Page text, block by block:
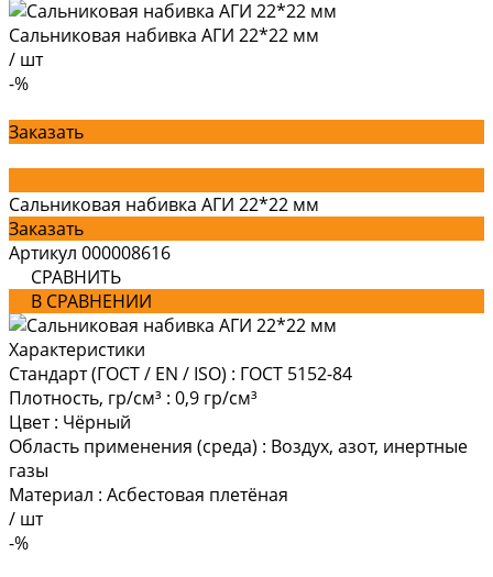
Сальниковая набивка АГИ 22*22 мм
/ шт
-%
Заказать
Сальниковая набивка АГИ 22*22 мм
Заказать
Артикул 000008616
СРАВНИТЬ
В СРАВНЕНИИ
Характеристики
Стандарт (ГОСТ / EN / ISO) : ГОСТ 5152-84
Плотность, гр/см³ : 0,9 гр/см³
Цвет : Чёрный
Область применения (среда) : Воздух, азот, инертные
газы
Материал : Асбестовая плетёная
/ шт
-%